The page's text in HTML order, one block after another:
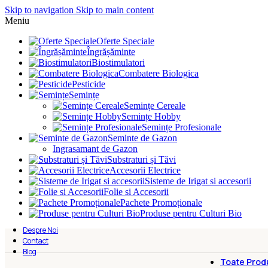
Skip to navigation Skip to main content
Meniu
Oferte Speciale
Îngrășăminte
Biostimulatori
Combatere Biologica
Pesticide
Semințe
Semințe Cereale
Semințe Hobby
Semințe Profesionale
Seminte de Gazon
Ingrasamant de Gazon
Substraturi și Tăvi
Accesorii Electrice
Sisteme de Irigat si accesorii
Folie si Accesorii
Pachete Promoționale
Produse pentru Culturi Bio
Despre Noi
Contact
Blog
Toate